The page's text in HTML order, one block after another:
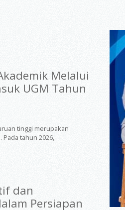
Melalui
UGM Tahun
tinggi merupakan
tahun 2026,
dan
Persiapan